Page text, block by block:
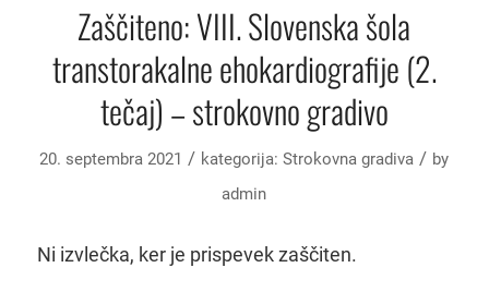
Zaščiteno: VIII. Slovenska šola
transtorakalne ehokardiografije (2.
tečaj) – strokovno gradivo
20. septembra 2021 / kategorija:Strokovna gradiva / by
admin
Ni izvlečka, ker je prispevek zaščiten.